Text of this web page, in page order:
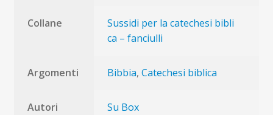
Collane
Sussidi per la catechesi bibli
ca – fanciulli
Argomenti Bibbia,Catechesi biblica
Autori Su Box